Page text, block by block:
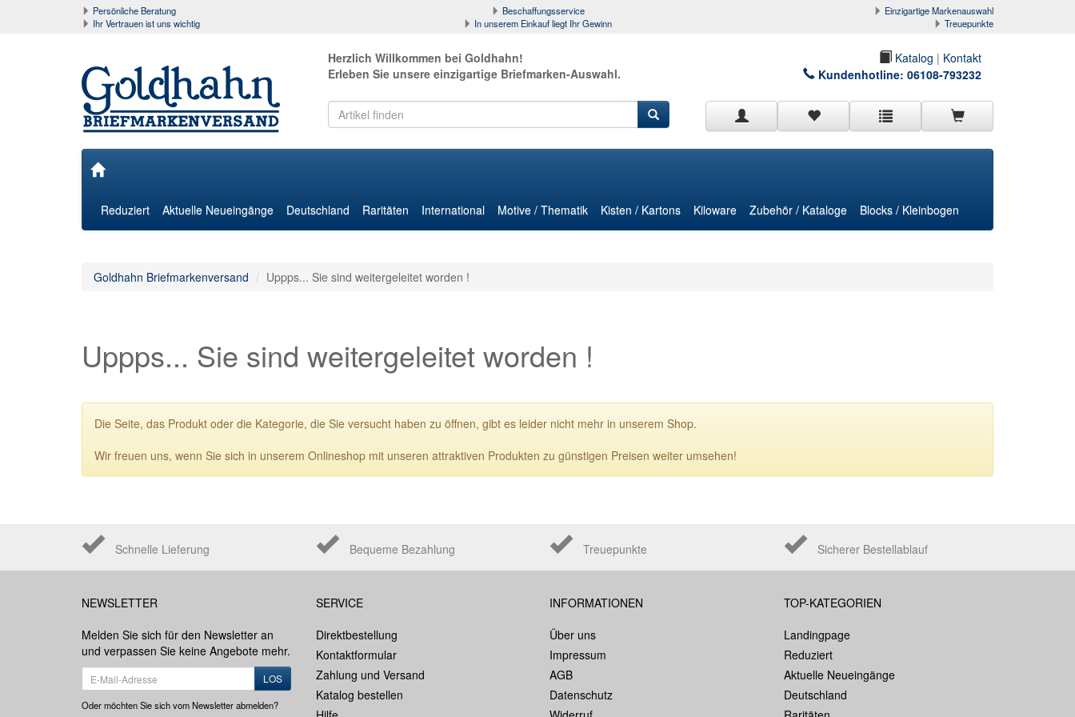
Persönliche Beratung Beschaffungsservice
Einzigartige Markenauswahl
Ihr Vertrauen ist uns wichtig
In unserem Einkauf liegt Ihr Gewinn Treuepunkte
Herzlich Willkommen bei Goldhahn!
Erleben Sie unsere einzigartige Briefmarken-Auswahl.
Katalog | Kontakt
Kundenhotline: 06108-793232
Reduziert Aktuelle Neueingänge Deutschland Raritäten International Motive / Thematik Kisten / Kartons Kiloware Zubehör / Kataloge Blocks / Kleinbogen
Goldhahn Briefmarkenversand Uppps... Sie sind weitergeleitet worden !
Uppps... Sie sind weitergeleitet worden !
Die Seite, das Produkt oder die Kategorie, die Sie versucht haben zu öffnen, gibt es leider nicht mehr in unserem Shop.
Wir freuen uns, wenn Sie sich in unserem Onlineshop mit unseren attraktiven Produkten zu günstigen Preisen weiter umsehen!
Schnelle Lieferung Bequeme Bezahlung Treuepunkte Sicherer Bestellablauf
NEWSLETTER
Melden Sie sich für den Newsletter an
und verpassen Sie keine Angebote mehr.
LOS
Oder möchten Sie sich vom Newsletter abmelden?
SERVICE
Direktbestellung
Kontaktformular
Zahlung und Versand
Katalog bestellen
INFORMATIONEN
Über uns
Impressum
AGB
Datenschutz
TOP-KATEGORIEN
Landingpage
Reduziert
Aktuelle Neueingänge
Deutschland